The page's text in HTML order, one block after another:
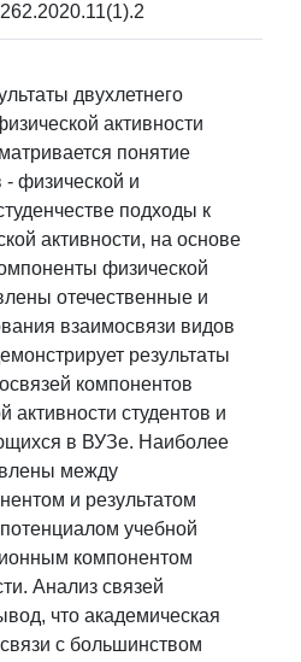
двухлетнего
активности
понятие
- физической и
подходы к
активности, на основе
физической
отечественные и
взаимосвязи видов
результаты
компонентов
активности студентов и
в ВУЗе. Наиболее
между
и результатом
учебной
компонентом
Анализ связей
что академическая
с большинством